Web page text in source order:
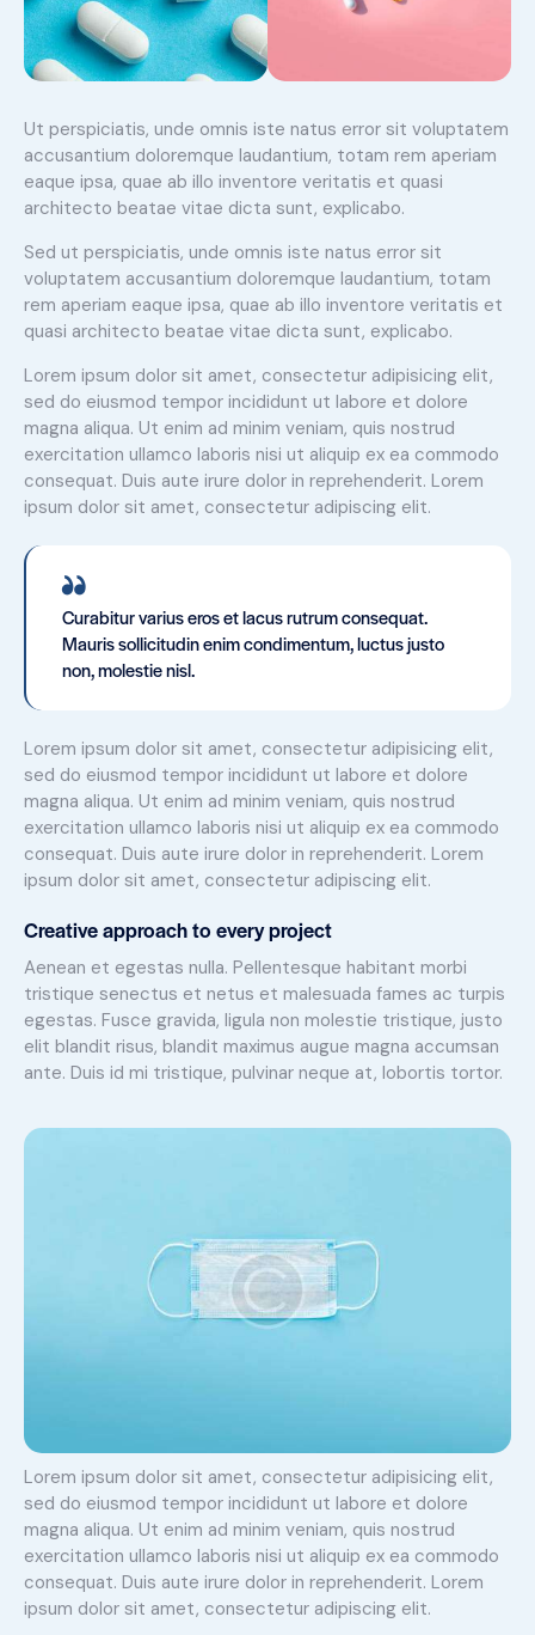
Ut perspiciatis, unde omnis iste natus error sit voluptatem
accusantium doloremque laudantium, totam rem aperiam
eaque ipsa, quae ab illo inventore veritatis et quasi
architecto beatae vitae dicta sunt, explicabo.
Sed ut perspiciatis, unde omnis iste natus error sit
voluptatem accusantium doloremque laudantium, totam
rem aperiam eaque ipsa, quae ab illo inventore veritatis et
quasi architecto beatae vitae dicta sunt, explicabo.
Lorem ipsum dolor sit amet, consectetur adipisicing elit,
sed do eiusmod tempor incididunt ut labore et dolore
magna aliqua. Ut enim ad minim veniam, quis nostrud
exercitation ullamco laboris nisi ut aliquip ex ea commodo
consequat. Duis aute irure dolor in reprehenderit. Lorem
ipsum dolor sit amet, consectetur adipiscing elit.
Curabitur varius eros et lacus rutrum consequat.
Mauris sollicitudin enim condimentum, luctus justo
non, molestie nisl.
Lorem ipsum dolor sit amet, consectetur adipisicing elit,
sed do eiusmod tempor incididunt ut labore et dolore
magna aliqua. Ut enim ad minim veniam, quis nostrud
exercitation ullamco laboris nisi ut aliquip ex ea commodo
consequat. Duis aute irure dolor in reprehenderit. Lorem
ipsum dolor sit amet, consectetur adipiscing elit.
Creative approach to every project
Aenean et egestas nulla. Pellentesque habitant morbi
tristique senectus et netus et malesuada fames ac turpis
egestas. Fusce gravida, ligula non molestie tristique, justo
elit blandit risus, blandit maximus augue magna accumsan
ante. Duis id mi tristique, pulvinar neque at, lobortis tortor.
Lorem ipsum dolor sit amet, consectetur adipisicing elit,
sed do eiusmod tempor incididunt ut labore et dolore
magna aliqua. Ut enim ad minim veniam, quis nostrud
exercitation ullamco laboris nisi ut aliquip ex ea commodo
consequat. Duis aute irure dolor in reprehenderit. Lorem
ipsum dolor sit amet, consectetur adipiscing elit.